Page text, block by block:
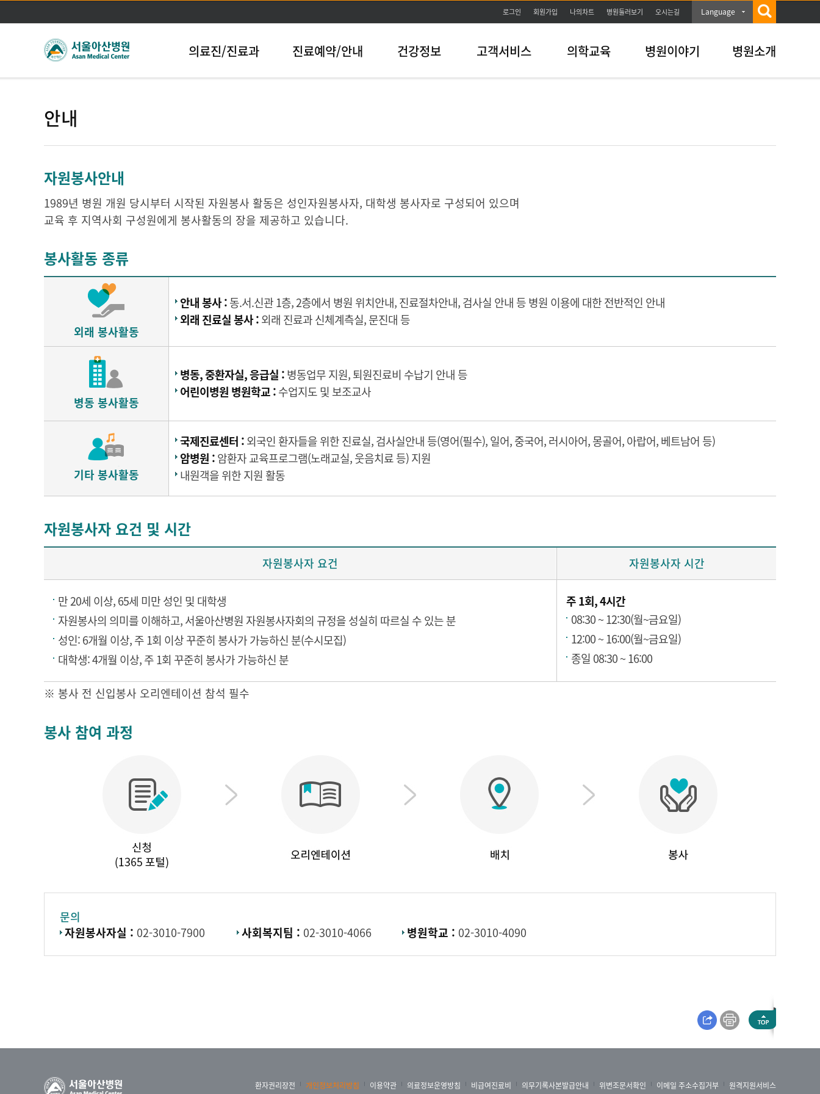
본문바로가기
로그인 회원가입 나의차트 병원둘러보기 오시는길 Language
의료진/진료과 진료예약/안내 건강정보 고객서비스 의학교육 병원이야기 병원소개
안내
자원봉사안내
1989년 병원 개원 당시부터 시작된 자원봉사 활동은 성인자원봉사자, 대학생 봉사자로 구성되어 있으며
교육 후 지역사회 구성원에게 봉사활동의 장을 제공하고 있습니다.
봉사활동 종류
외래 봉사활동
안내 봉사 :동.서.신관 1층, 2층에서 병원 위치안내, 진료절차안내, 검사실 안내 등 병원 이용에 대한 전반적인 안내
외래 진료실 봉사 :외래 진료과 신체계측실, 문진대 등
병동 봉사활동
병동, 중환자실, 응급실 :병동업무 지원, 퇴원진료비 수납기 안내 등
어린이병원 병원학교 :수업지도 및 보조교사
기타 봉사활동
국제진료센터 :외국인 환자들을 위한 진료실, 검사실안내 등(영어(필수), 일어, 중국어, 러시아어, 몽골어, 아랍어, 베트남어 등)
암병원 :암환자 교육프로그램(노래교실, 웃음치료 등) 지원
내원객을 위한 지원 활동
자원봉사자 요건 및 시간
자원봉사자 요건 자원봉사자 시간
만 20세 이상, 65세 미만 성인 및 대학생
자원봉사의 의미를 이해하고, 서울아산병원 자원봉사자회의 규정을 성실히 따르실 수 있는 분
성인: 6개월 이상, 주 1회 이상 꾸준히 봉사가 가능하신 분(수시모집)
대학생: 4개월 이상, 주 1회 꾸준히 봉사가 가능하신 분
주 1회, 4시간
08:30 ~ 12:30(월~금요일)
12:00 ~ 16:00(월~금요일)
종일 08:30 ~ 16:00
※ 봉사 전 신입봉사 오리엔테이션 참석 필수
봉사 참여 과정
문의
자원봉사자실 : 02-3010-7900 사회복지팀 : 02-3010-4066 병원학교 : 02-3010-4090
환자권리장전 개인정보처리방침 이용약관 의료정보운영방침 비급여진료비 의무기록사본발급안내 위변조문서확인 이메일 주소수집거부 원격지원서비스